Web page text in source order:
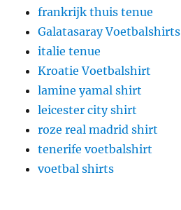
frankrijk thuis tenue
Galatasaray Voetbalshirts
italie tenue
Kroatie Voetbalshirt
lamine yamal shirt
leicester city shirt
roze real madrid shirt
tenerife voetbalshirt
voetbal shirts